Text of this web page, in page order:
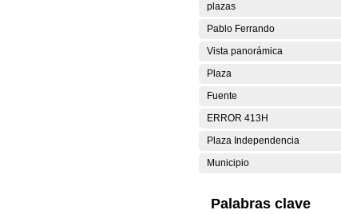
plazas
Pablo Ferrando
Vista panorámica
Plaza
Fuente
ERROR 413H
Plaza Independencia
Municipio
Palabras clave